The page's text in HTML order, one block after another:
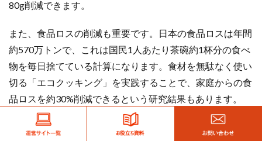
80g削減できます。
また、食品ロスの削減も重要です。日本の食品ロスは年間
約570万トンで、これは国民1人あたり茶碗約1杯分の食べ
物を毎日捨てている計算になります。食材を無駄なく使い
切る「エコクッキング」を実践することで、家庭からの食
品ロスを約30%削減できるという研究結果もあります。